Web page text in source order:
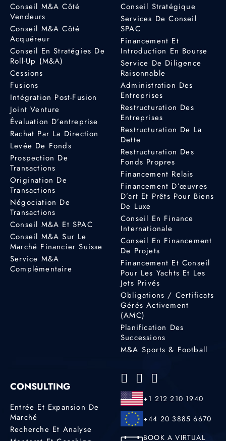
Conseil M&A Côté
Vendeurs
Conseil M&A Côté
Acquéreur
Conseil En Stratégies De
Roll-Up (M&A)
Cessions
Fusions
Intégration Post-Fusion
Joint Venture
Évaluation D’entreprise
Rachat Par La Direction
Levée De Fonds
Prospection De
Transactions
Origination De
Transactions
Négociation De
Transactions
Conseil M&A Et SPAC
Conseil M&A Sur Le
Marché Financier Suisse
Service M&A
Complémentaire
Conseil Stratégique
Services De Conseil
SPAC
Financement Et
Introduction En Bourse
Service De Diligence
Raisonnable
Administration Des
Entreprises
Restructuration Des
Entreprises
Restructuration De La
Dette
Restructuration Des
Fonds Propres
Financement Relais
Financement D’œuvres
D’art Et Prêts Pour Biens
De Luxe
Conseil En Finance
Internationale
Conseil En Financement
De Projets
Financement Et Conseil
Pour Les Yachts Et Les
Jets Privés
Obligations / Certificats
Gérés Activement
(AMC)
Planification Des
Successions
M&A Sports & Football
CONSULTING
Entrée Et Expansion De
Marché
Recherche Et Analyse
+1 212 210 1940
+44 20 3885 6670
BOOK A VIRTUAL